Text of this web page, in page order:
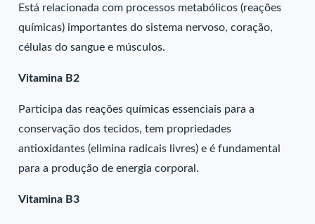
Está relacionada com processos metabólicos (reações
químicas) importantes do sistema nervoso, coração,
células do sangue e músculos.
Vitamina B2
Participa das reações químicas essenciais para a
conservação dos tecidos, tem propriedades
antioxidantes (elimina radicais livres) e é fundamental
para a produção de energia corporal.
Vitamina B3